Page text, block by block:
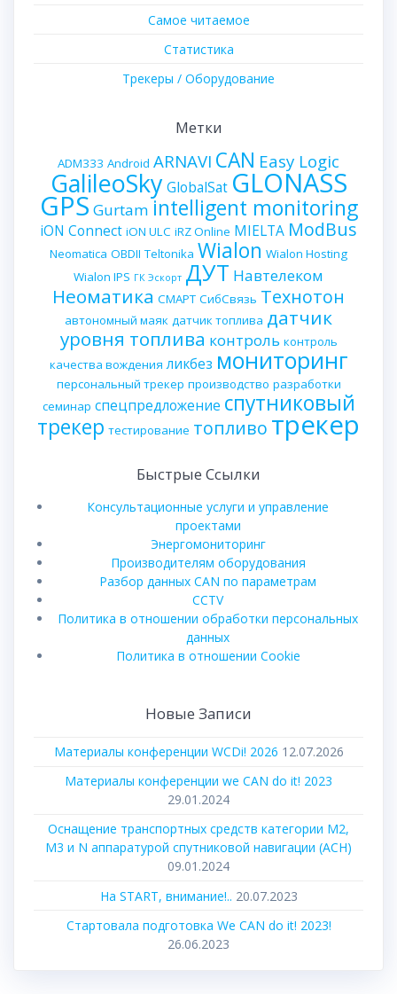
Самое читаемое
Статистика
Трекеры / Оборудование
Метки
ADM333 Android ARNAVI CAN Easy Logic
GalileoSky GlobalSat GLONASS
GPS Gurtamintelligent monitoring
iON Connect iON ULC iRZ Online MIELTA ModBus
Neomatica OBDII Teltonika Wialon Wialon Hosting
Wialon IPS ГК Эскорт ДУТ Навтелеком
Неоматика СМАРТ СибСвязь Технотон
автономный маяк датчик топлива датчик
уровня топлива контроль контроль
качества вождения ликбез мониторинг
персональный трекер производство разработки
семинар спецпредложение спутниковый
трекер тестирование топливо трекер
Быстрые Ссылки
Консультационные услуги и управление
проектами
Энергомониторинг
Производителям оборудования
Разбор данных CAN по параметрам
CCTV
Политика в отношении обработки персональных
данных
Политика в отношении Cookie
Новые Записи
Материалы конференции WCDi! 2026 12.07.2026
Материалы конференции we CAN do it! 2023
29.01.2024
Оснащение транспортных средств категории М2,
М3 и N аппаратурой спутниковой навигации (АСН)
09.01.2024
На START, внимание!.. 20.07.2023
Стартовала подготовка We CAN do it! 2023!
26.06.2023